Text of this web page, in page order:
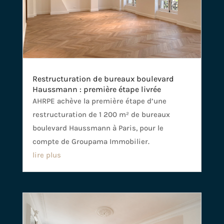
Restructuration de bureaux boulevard
Haussmann : première étape livrée
AHRPE achève la première étape d’une
restructuration de 1 200 m² de bureaux
boulevard Haussmann à Paris, pour le
compte de Groupama Immobilier.
lire plus